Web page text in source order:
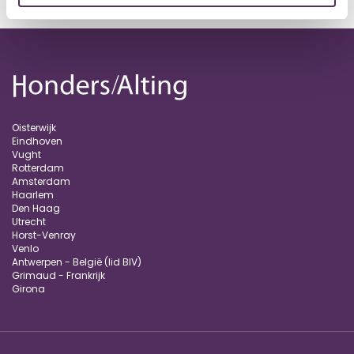
Oisterwijk
Eindhoven
Vught
Rotterdam
Amsterdam
Haarlem
Den Haag
Utrecht
Horst-Venray
Venlo
Antwerpen - België (lid BIV)
Grimaud - Frankrijk
Girona